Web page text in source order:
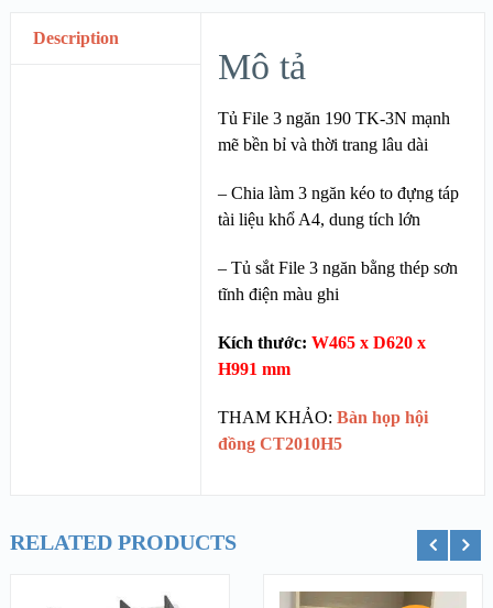
Description
Mô tả
Tủ File 3 ngăn 190 TK-3N mạnh
mẽ bền bỉ và thời trang lâu dài
– Chia làm 3 ngăn kéo to đựng táp
tài liệu khổ A4, dung tích lớn
– Tủ sắt File 3 ngăn bằng thép sơn
tĩnh điện màu ghi
Kích thước: W465 x D620 x
H991 mm
THAM KHẢO:Bàn họp hội
đồng CT2010H5
RELATED PRODUCTS